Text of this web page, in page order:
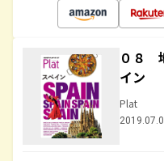
０８
イン
Plat